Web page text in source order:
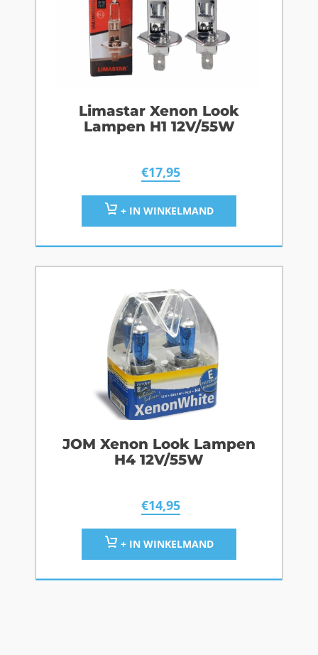
Limastar Xenon Look
Lampen H1 12V/55W
€17,95
+ IN WINKELMAND
JOM Xenon Look Lampen
H4 12V/55W
€14,95
+ IN WINKELMAND